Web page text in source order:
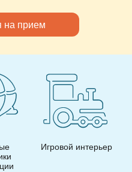
на прием
Игровой интерьер